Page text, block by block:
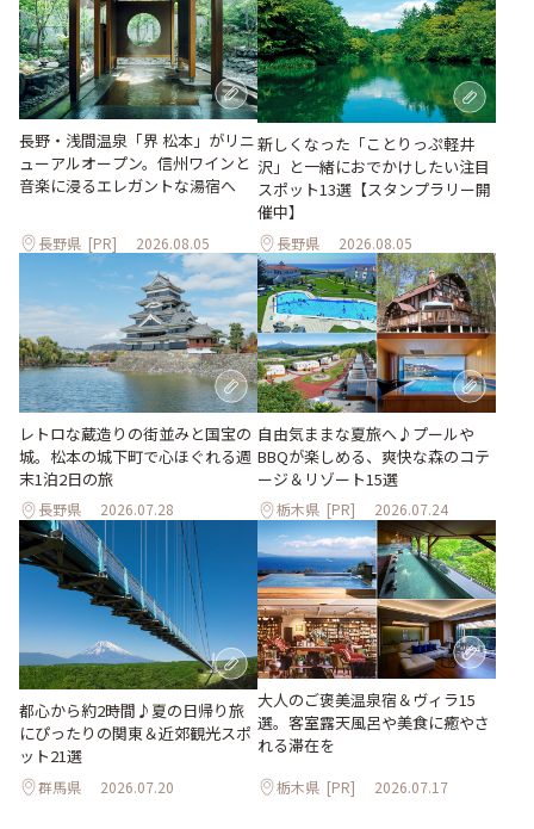
長野・浅間温泉「界 松本」がリニ
ューアルオープン。信州ワインと
音楽に浸るエレガントな湯宿へ
長野県 [PR] 2026.08.05
新しくなった「ことりっぷ軽井
沢」と一緒におでかけしたい注目
スポット13選【スタンプラリー開
催中】
長野県 2026.08.05
レトロな蔵造りの街並みと国宝の
城。松本の城下町で心ほぐれる週
末1泊2日の旅
長野県 2026.07.28
自由気ままな夏旅へ♪プールや
BBQが楽しめる、爽快な森のコテ
ージ＆リゾート15選
栃木県 [PR] 2026.07.24
都心から約2時間♪夏の日帰り旅
にぴったりの関東＆近郊観光スポ
ット21選
群馬県 2026.07.20
大人のご褒美温泉宿＆ヴィラ15
選。客室露天風呂や美食に癒やさ
れる滞在を
栃木県 [PR] 2026.07.17